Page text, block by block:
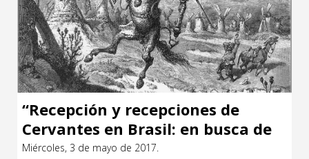
“Recepción y recepciones de
Cervantes en Brasil: en busca de
un Quijote ‘brasiliense’”
Miércoles, 3 de mayo de 2017.